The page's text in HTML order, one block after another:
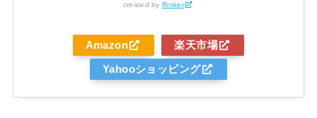
created byRinker
Amazon 楽天市場
Yahooショッピング